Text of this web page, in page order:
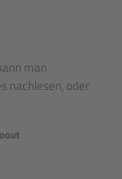
man
nachlesen, oder